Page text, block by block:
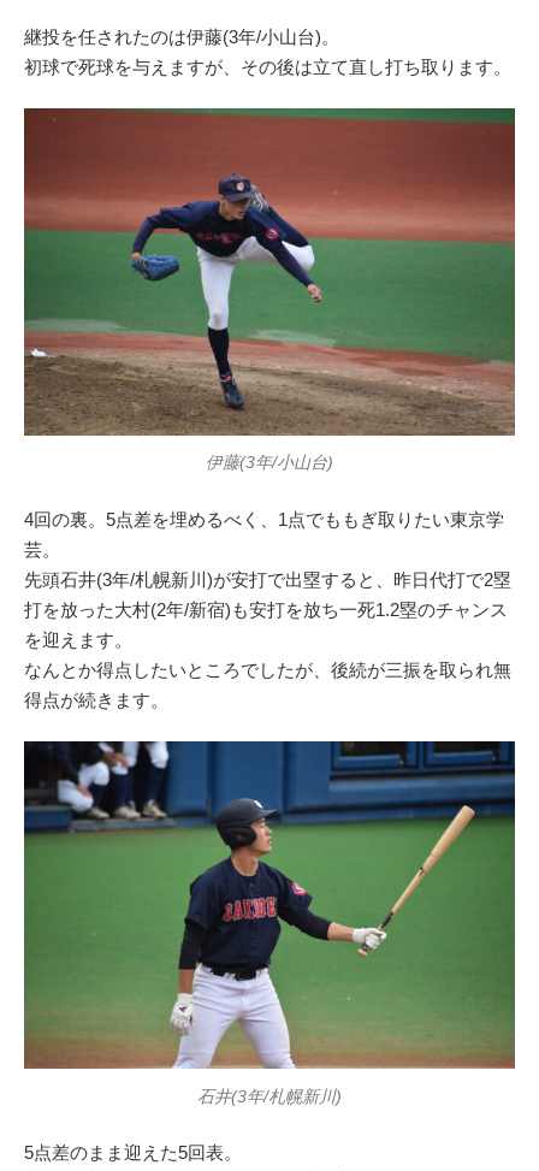
継投を任されたのは伊藤(3年/小山台)。
初球で死球を与えますが、その後は立て直し打ち取ります。
伊藤(3年/小山台)
4回の裏。5点差を埋めるべく、1点でももぎ取りたい東京学
芸。
先頭石井(3年/札幌新川)が安打で出塁すると、昨日代打で2塁
打を放った大村(2年/新宿)も安打を放ち一死1.2塁のチャンス
を迎えます。
なんとか得点したいところでしたが、後続が三振を取られ無
得点が続きます。
石井(3年/札幌新川)
5点差のまま迎えた5回表。